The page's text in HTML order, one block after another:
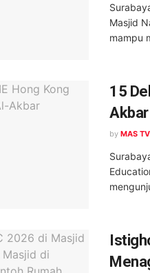
Masjid
mampu
15
by MAS TV